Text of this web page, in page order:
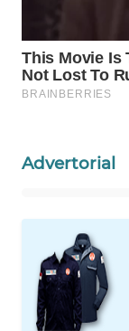
Advertorial
LAPAK
WAHANA
MASYARAKAT
KELISTRIKAN
WALINKI